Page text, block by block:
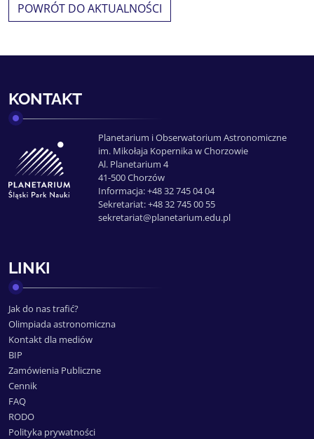
POWRÓT DO AKTUALNOŚCI
KONTAKT
Planetarium i Obserwatorium Astronomiczne
im. Mikołaja Kopernika w Chorzowie
Al. Planetarium 4
41-500 Chorzów
Informacja: +48 32 745 04 04
Sekretariat: +48 32 745 00 55
sekretariat@planetarium.edu.pl
LINKI
Jak do nas trafić?
Olimpiada astronomiczna
Kontakt dla mediów
BIP
Zamówienia Publiczne
Cennik
FAQ
RODO
Polityka prywatności